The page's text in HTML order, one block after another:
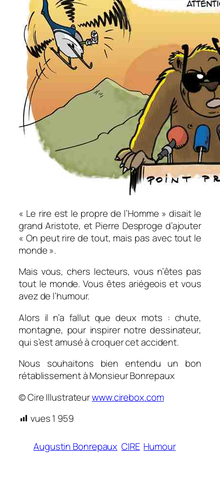
« Le rire est le propre de l’Homme » disait le
grand Aristote, et Pierre Desproge d’ajouter
« On peut rire de tout, mais pas avec tout le
monde».
Mais vous, chers lecteurs, vous n’êtes pas
tout le monde. Vous êtes ariégeois et vous
avez de l’humour.
Alors il n’a fallut que deux mots : chute,
montagne, pour inspirer notre dessinateur,
qui s’est amusé à croquer cet accident.
Nous souhaitons bien entendu un bon
rétablissement à Monsieur Bonrepaux
© Cire Illustrateurwww.cirebox.com
vues1 959
Augustin Bonrepaux CIRE Humour